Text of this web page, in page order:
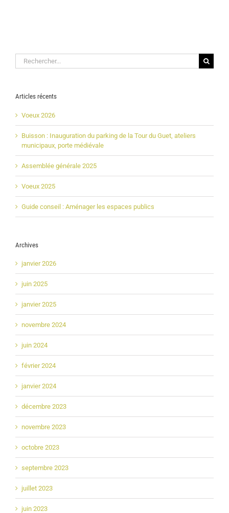
Rechercher:
Articles récents
Voeux 2026
Buisson : Inauguration du parking de la Tour du Guet, ateliers
municipaux, porte médiévale
Assemblée générale 2025
Voeux 2025
Guide conseil : Aménager les espaces publics
Archives
janvier 2026
juin 2025
janvier 2025
novembre 2024
juin 2024
février 2024
janvier 2024
décembre 2023
novembre 2023
octobre 2023
septembre 2023
juillet 2023
juin 2023